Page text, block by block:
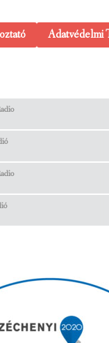
Adatvédelmi